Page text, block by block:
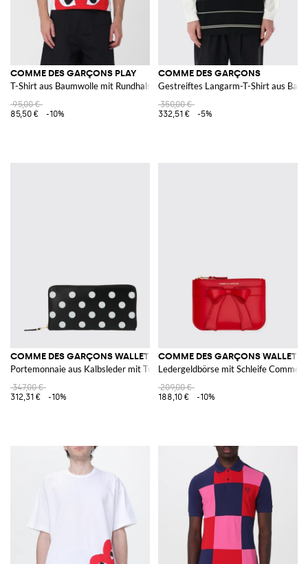
COMME DES GARÇONS PLAY
T-Shirt aus Baumwolle mit Rundhals und Logo-Print
95,00 €
85,50 €
-10%
COMME DES GARÇONS
Gestreiftes Langarm-T-Shirt aus
350,00 €
332,51 €
-5%
COMME DES GARÇONS WALLET
Portemonnaie aus Kalbsleder mit Tupfen
347,00 €
312,31 €
-10%
COMME DES GARÇONS WALLET
Ledergeldbörse mit Schleife Comme
209,00 €
188,10 €
-10%